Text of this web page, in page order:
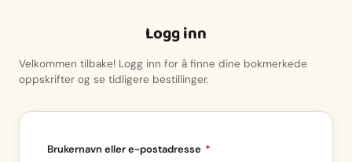
Logg inn
Velkommen tilbake! Logg inn for å finne dine bokmerkede
oppskrifter og se tidligere bestillinger.
Brukernavn eller e-postadresse *